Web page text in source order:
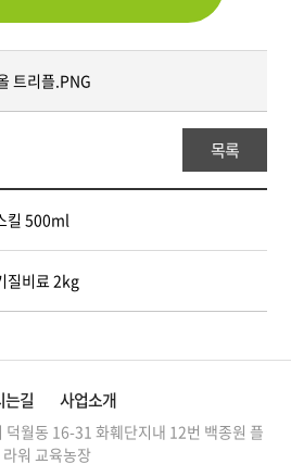
트리플.PNG
목록
킬 500ml
질비료 2kg
는길 사업소개
덕월동 16-31 화훼단지내 12번 백종원 플
라워 교육농장